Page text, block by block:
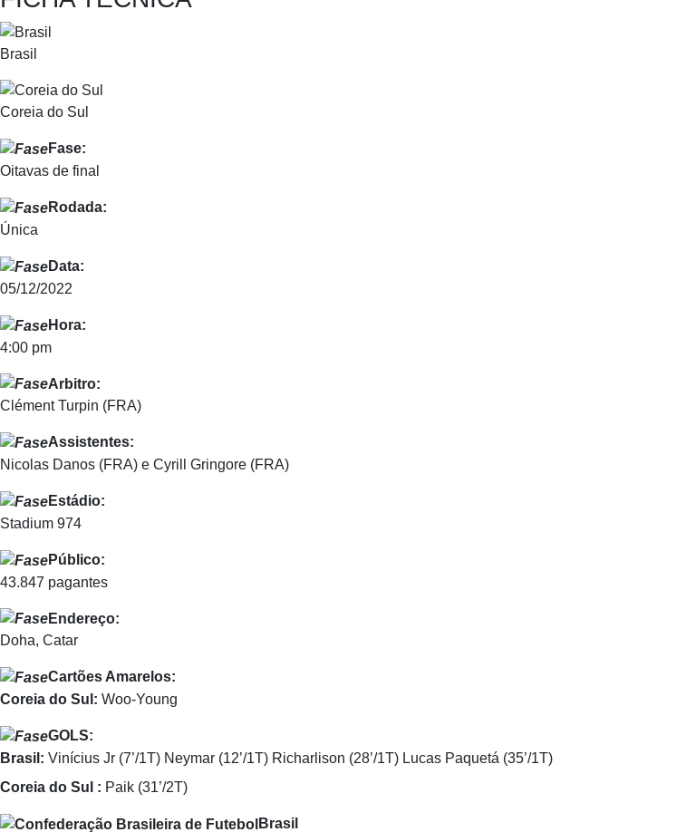
Brasil
Coreia do Sul
Fase:
Oitavas de final
Rodada:
Única
Data:
05/12/2022
Hora:
4:00 pm
Arbitro:
Clément Turpin (FRA)
Assistentes:
Nicolas Danos (FRA) e Cyrill Gringore (FRA)
Estádio:
Stadium 974
Público:
43.847 pagantes
Endereço:
Doha, Catar
Cartões Amarelos:
Coreia do Sul: Woo-Young
GOLS:
Brasil: Vinícius Jr (7’/1T) Neymar (12’/1T) Richarlison (28’/1T) Lucas Paquetá (35’/1T)
Coreia do Sul : Paik (31’/2T)
Brasil